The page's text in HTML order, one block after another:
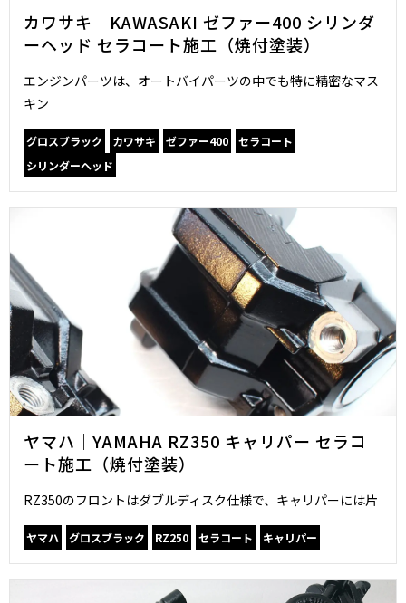
カワサキ｜KAWASAKI ゼファー400 シリンダ
ーヘッド セラコート施工（焼付塗装）
エンジンパーツは、オートバイパーツの中でも特に精密なマス
キン
グロスブラック カワサキ ゼファー400
セラコート
シリンダーヘッド
ヤマハ｜YAMAHA RZ350 キャリパー セラコ
ート施工（焼付塗装）
RZ350のフロントはダブルディスク仕様で、キャリパーには片
ヤマハ グロスブラック RZ250 セラコート キャリパー